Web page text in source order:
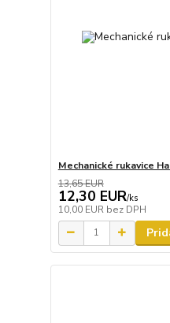
Mechanické rukavice
13,65 EUR
12,30 EUR/ks
10,00 EUR bez DPH